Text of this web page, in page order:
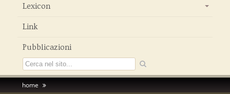
Lexicon
Link
Pubblicazioni
home